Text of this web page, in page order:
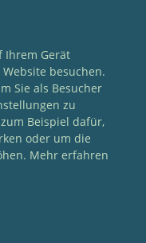
Ihrem Gerät
besuchen.
Sie als Besucher
zu
Beispiel dafür,
oder um die
Mehr erfahren